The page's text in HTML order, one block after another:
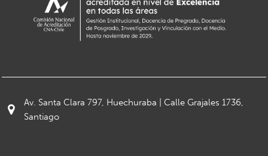
Av. Santa Clara 797, Huechuraba | Calle Grajales 1736,
Santiago